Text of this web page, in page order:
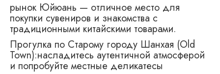
рынок Юйюань — отличное место для
покупки сувениров и знакомства с
традиционными китайскими товарами.
Прогулка по Старому городу Шанхая (Old
Town):насладитесь аутентичной атмосферой
и попробуйте местные деликатесы